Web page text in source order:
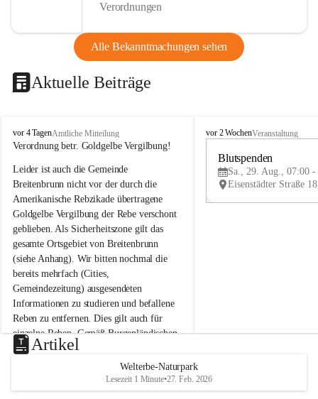
Verordnungen
Alle Bekanntmachungen sehen
Aktuelle Beiträge
B
r
i
t
e
n
b
r
u
n
n
a
m
N
e
u
s
d
vor 4 TagenAmtliche Mitteilung
Verordnung betr. Goldgelbe Vergilbung!
Leider ist auch die Gemeinde
Breitenbrunn nicht vor der durch die
Amerikanische Rebzikade übertragene
Goldgelbe Vergilbung der Rebe verschont
geblieben. Als Sicherheitszone gilt das
gesamte Ortsgebiet von Breitenbrunn
(siehe Anhang). Wir bitten nochmal die
bereits mehrfach (Cities,
Gemeindezeitung) ausgesendeten
Informationen zu studieren und befallene
Reben zu entfernen. Dies gilt auch für
einzelne Reben. Gemäß Burgenländischen
Weinbaugesetz sind nicht gepflegte oder
unzulässige Weingärten zu roden! Bitte
helfen wir zusammen um unsere Winzer
vor den prognostizierten Ernteausfällen
B
e
u
e
d
vor 2 WochenVeranstaltung
Blutspenden
Sa., 29. Aug., 07:00 -
Artikel
Welterbe-Naturpark
Lesezeit 1 Minute•27. Feb. 2026